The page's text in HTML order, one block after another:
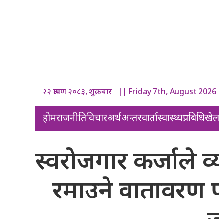
२२ श्रावण २०८३, शुक्रबार || Friday 7th, August 2026
होमराजनीतिविचारअर्थअन्तरवार्तास्वास्थ्यप्रबिधिखेल
स्वरोजगार कर्जाले
रमाउने वातावरण